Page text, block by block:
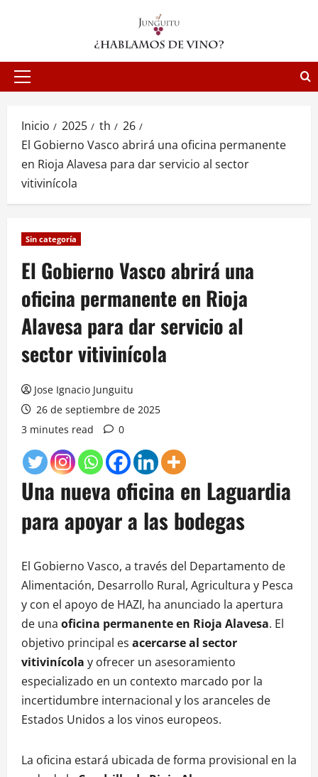
Menú
Inicio 2025 th
26
El Gobierno Vasco abrirá una oficina permanente
en Rioja Alavesa para dar servicio al sector
vitivinícola
Sin categoría
El Gobierno Vasco abrirá una
oficina permanente en Rioja
Alavesa para dar servicio al
sector vitivinícola
Jose Ignacio Junguitu
26 de septiembre de 2025
3 minutes read
0
Una nueva oficina en Laguardia
para apoyar a las bodegas
El Gobierno Vasco, a través del Departamento de
Alimentación, Desarrollo Rural, Agricultura y Pesca
y con el apoyo de HAZI, ha anunciado la apertura
de una oficina permanente en Rioja Alavesa. El
objetivo principal es acercarse al sector
vitivinícola y ofrecer un asesoramiento
especializado en un contexto marcado por la
incertidumbre internacional y los aranceles de
Estados Unidos a los vinos europeos.
La oficina estará ubicada de forma provisional en la